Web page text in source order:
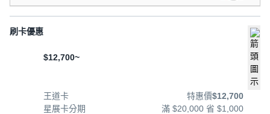
刷卡優惠
$12,700~
王道卡 特惠價$12,700
星展卡分期
滿 $20,000 省 $1,000